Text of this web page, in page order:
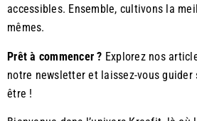
accessibles. Ensemble, cultivons la
mêmes.
Prêt à commencer ? Explorez nos
notre newsletter et laissez-vous guider
être !